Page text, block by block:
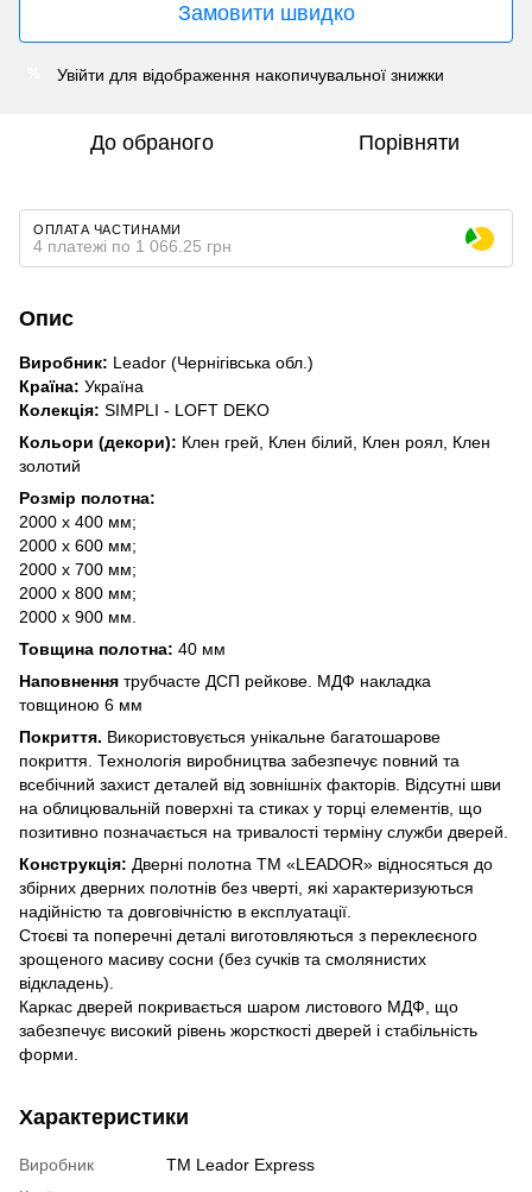
Замовити швидко
Увійти для відображення накопичувальної знижки
До обраного Порівняти
ОПЛАТА ЧАСТИНАМИ
4 платежі по 1 066.25 грн
Опис
Виробник: Leador (Чернігівська обл.)
Країна: Україна
Колекція: SIMPLI - LOFT DEKO
Кольори (декори): Клен грей, Клен білий, Клен роял, Клен
золотий
Розмір полотна:
2000 х 400 мм;
2000 х 600 мм;
2000 х 700 мм;
2000 х 800 мм;
2000 х 900 мм.
Товщина полотна: 40 мм
Наповнення трубчасте ДСП рейкове. МДФ накладка
товщиною 6 мм
Покриття. Використовується унікальне багатошарове
покриття. Технологія виробництва забезпечує повний та
всебічний захист деталей від зовнішніх факторів. Відсутні шви
на облицювальній поверхні та стиках у торці елементів, що
позитивно позначається на тривалості терміну служби дверей.
Конструкція: Дверні полотна ТМ «LEADOR» відносяться до
збірних дверних полотнів без чверті, які характеризуються
надійністю та довговічністю в експлуатації.
Стоєві та поперечні деталі виготовляються з переклеєного
зрощеного масиву сосни (без сучків та смолянистих
відкладень).
Каркас дверей покривається шаром листового МДФ, що
забезпечує високий рівень жорсткості дверей і стабільність
форми.
Характеристики
Виробник
TM Leador Express